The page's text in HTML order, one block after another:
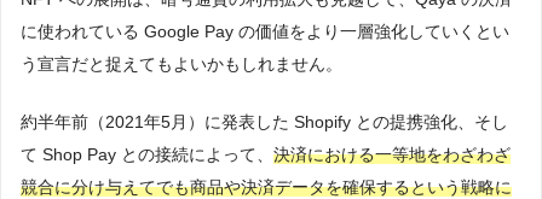
に使われている Google Pay の価値をより一層強化していくとい
う宣言だと捉えてもよいかもしれません。
約半年前（2021年5月）に発表した Shopify との提携強化、そし
て Shop Pay との接続によって、 決済における一等地をわざわざ
競合に分け与えてでも商品や決済データを確保するという戦略に